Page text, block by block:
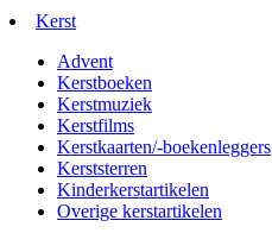
Kerst
Advent
Kerstboeken
Kerstmuziek
Kerstfilms
Kerstkaarten/-boekenleggers
Kerststerren
Kinderkerstartikelen
Overige kerstartikelen